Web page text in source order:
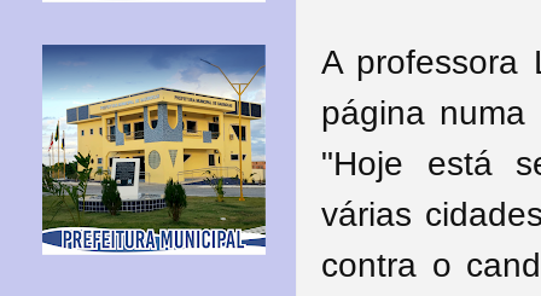
A professora
página numa
"Hoje está
várias
contra o